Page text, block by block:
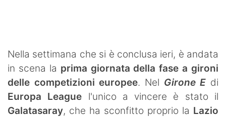
Nella settimana che si è conclusa ieri, è andata
in scena la prima giornata della fase a gironi
delle competizioni europee. Nel Girone E di
Europa League l'unico a vincere è stato il
Galatasaray, che ha sconfitto proprio la Lazio